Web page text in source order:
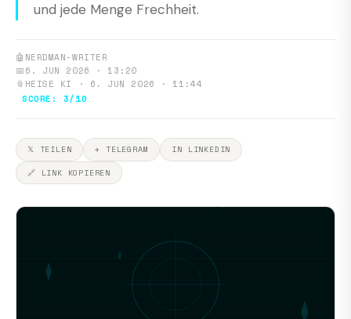
und jede Menge Frechheit.
🤖 NERDMAN-WRITER
📅6. JUN 2026 · 13:20
📎 HEISE KI · 6. JUN 2026 · 11:44
SCORE: 3/10
𝕏 TEILEN ✈ TELEGRAM
IN LINKEDIN
🔗 LINK KOPIEREN